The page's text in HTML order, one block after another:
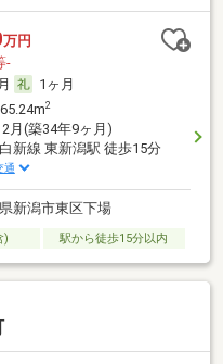
万円
-
1ヶ月
2
月(築34年9ヶ月)
白新線 東新潟駅 徒歩15分
通
新潟市東区下場
) 駅から徒歩15分以内